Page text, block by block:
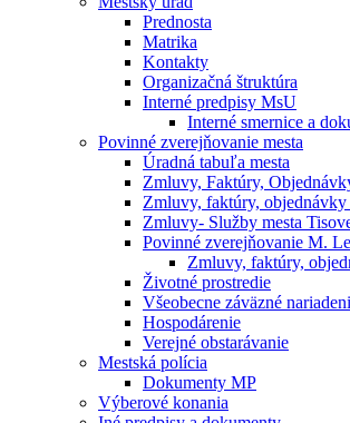
Prednosta
Matrika
Kontakty
Organizačná štruktúra
Interné predpisy MsU
Interné smernice a
Povinné zverejňovanie mesta
Úradná tabuľa mesta
Zmluvy, Faktúry,
Zmluvy, faktúry,
Zmluvy- Služby mesta
Povinné zverejňovanie M.
Zmluvy, faktúry,
Životné prostredie
Všeobecne záväzné
Hospodárenie
Verejné obstarávanie
Mestská polícia
Dokumenty MP
Výberové konania